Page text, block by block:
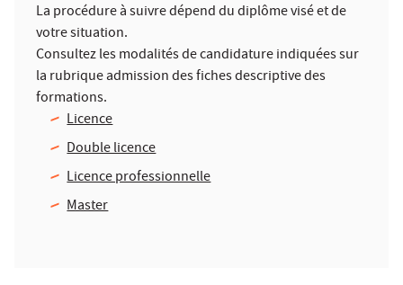
La procédure à suivre dépend du diplôme visé et de
votre situation.
Consultez les modalités de candidature indiquées sur
la rubrique admission des fiches descriptive des
formations.
Licence
Double licence
Licence professionnelle
Master